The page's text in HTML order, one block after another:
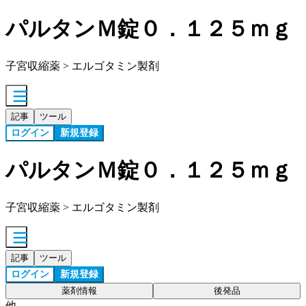
パルタンＭ錠０．１２５ｍｇ
子宮収縮薬 > エルゴタミン製剤
記事 ツール
ログイン 新規登録
パルタンＭ錠０．１２５ｍｇ
子宮収縮薬 > エルゴタミン製剤
記事 ツール
ログイン 新規登録
薬剤情報 後発品